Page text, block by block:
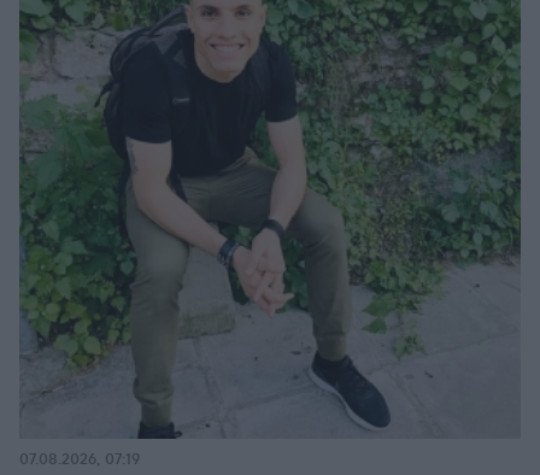
07.08.2026, 07:19